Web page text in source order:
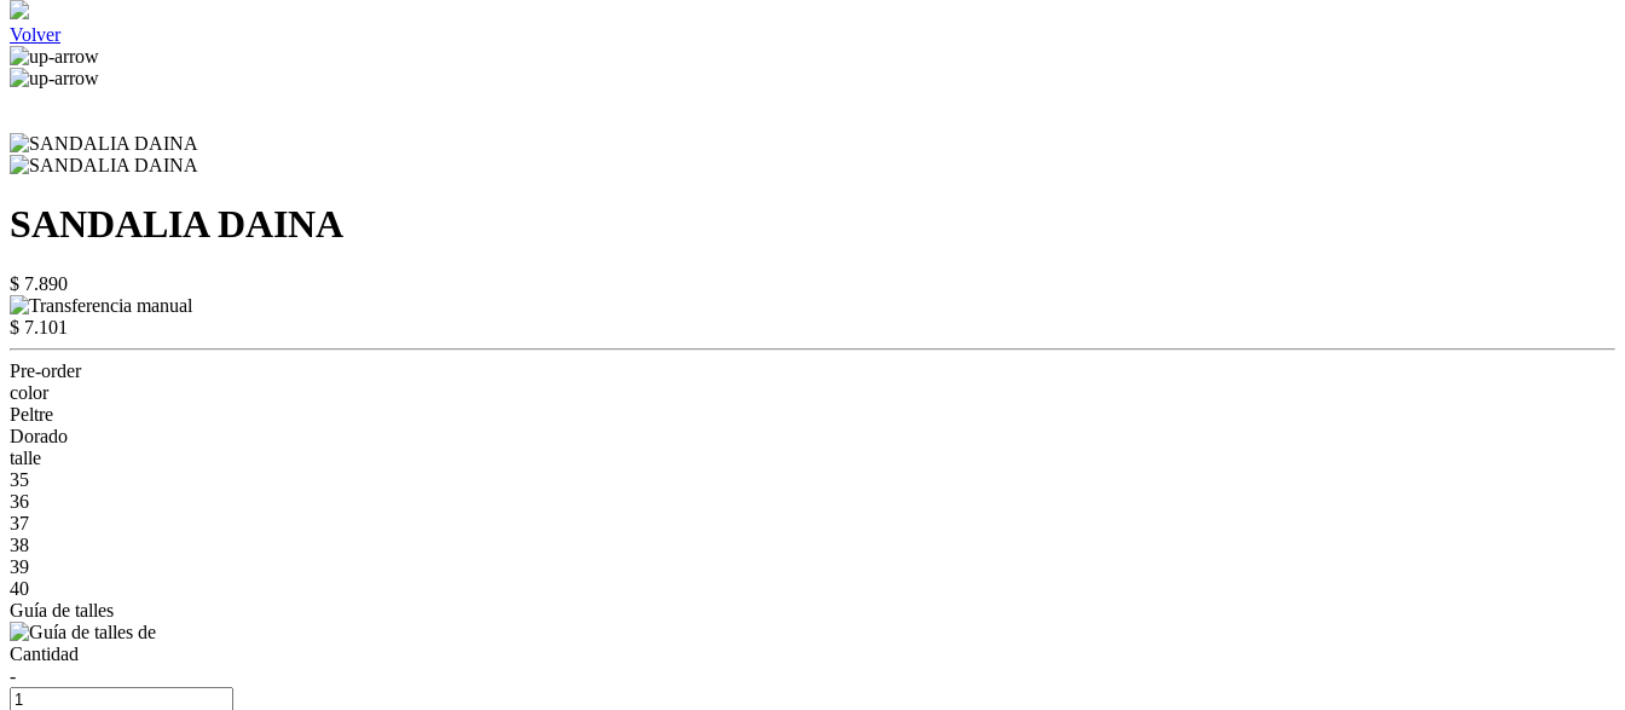
Volver
SANDALIA DAINA
$ 7.890
$ 7.101
Pre-order
color
Peltre
Dorado
talle
35
36
37
38
39
40
Guía de talles
Cantidad
-